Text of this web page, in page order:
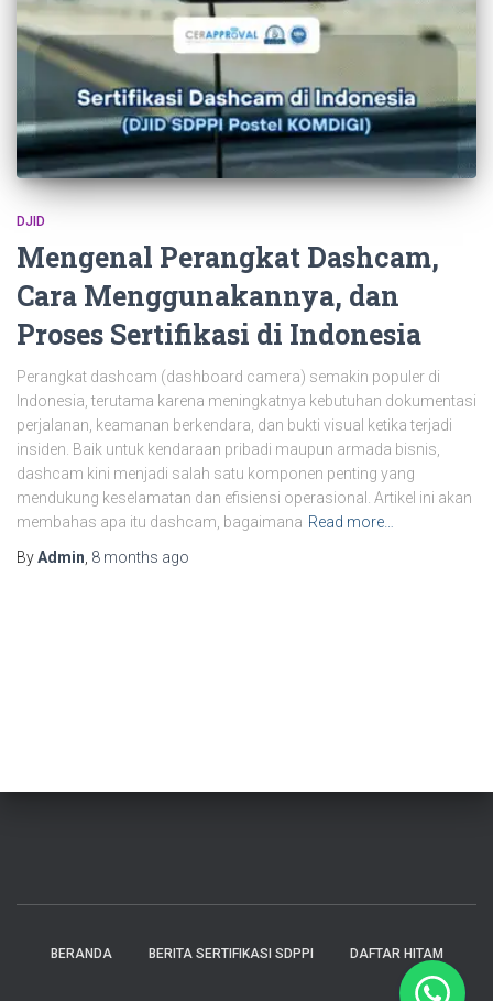
DJID
Mengenal Perangkat Dashcam,
Cara Menggunakannya, dan
Proses Sertifikasi di Indonesia
Perangkat dashcam (dashboard camera) semakin populer di
Indonesia, terutama karena meningkatnya kebutuhan dokumentasi
perjalanan, keamanan berkendara, dan bukti visual ketika terjadi
insiden. Baik untuk kendaraan pribadi maupun armada bisnis,
dashcam kini menjadi salah satu komponen penting yang
mendukung keselamatan dan efisiensi operasional. Artikel ini akan
membahas apa itu dashcam, bagaimana Read more…
ByAdmin 8 months ago
BERANDA BERITA SERTIFIKASI SDPPI DAFTAR HITAM